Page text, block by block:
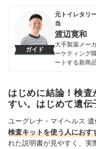
ガイド
元トイレタリ
当
渡辺寛和
大手製薬メー
ーケティング
ートする新商
品全般の比較
適切な検証に
に、日々の業
渡辺寛和の
はじめに結論！検
すい。はじめて遺
ユーグレナ・マイヘルス 遺
検査キットを使う人におす
れた説明書が見やすく、実